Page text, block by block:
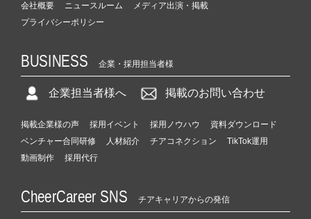
会社概要 ニュースルーム
メディア出演・掲載
プライバシーポリシー
BUSINESS 企業・採用担当者様
企業担当者様へ 掲載のお問い合わせ
掲載企業様の声 採用イベント 採用ノウハウ
資料ダウンロード
ベンチャー合同研修
人材紹介 チアコネクション
TikTok運用
動画制作
採用代行
CheerCareer SNS チアキャリアからの発信